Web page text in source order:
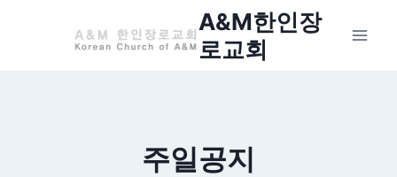
A&M한인장
로교회
주일공지